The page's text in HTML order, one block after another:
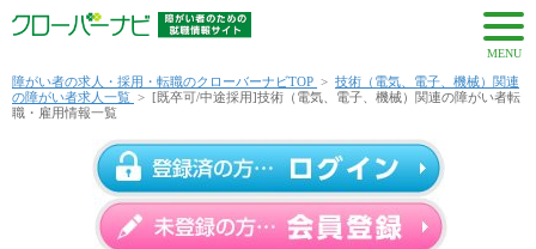
MENU
障がい者の求人・採用・転職のクローバーナビTOP > 技術（電気、電子、機械）関連
の障がい者求人一覧 > [既卒可/中途採用]技術（電気、電子、機械）関連の障がい者転
職・雇用情報一覧